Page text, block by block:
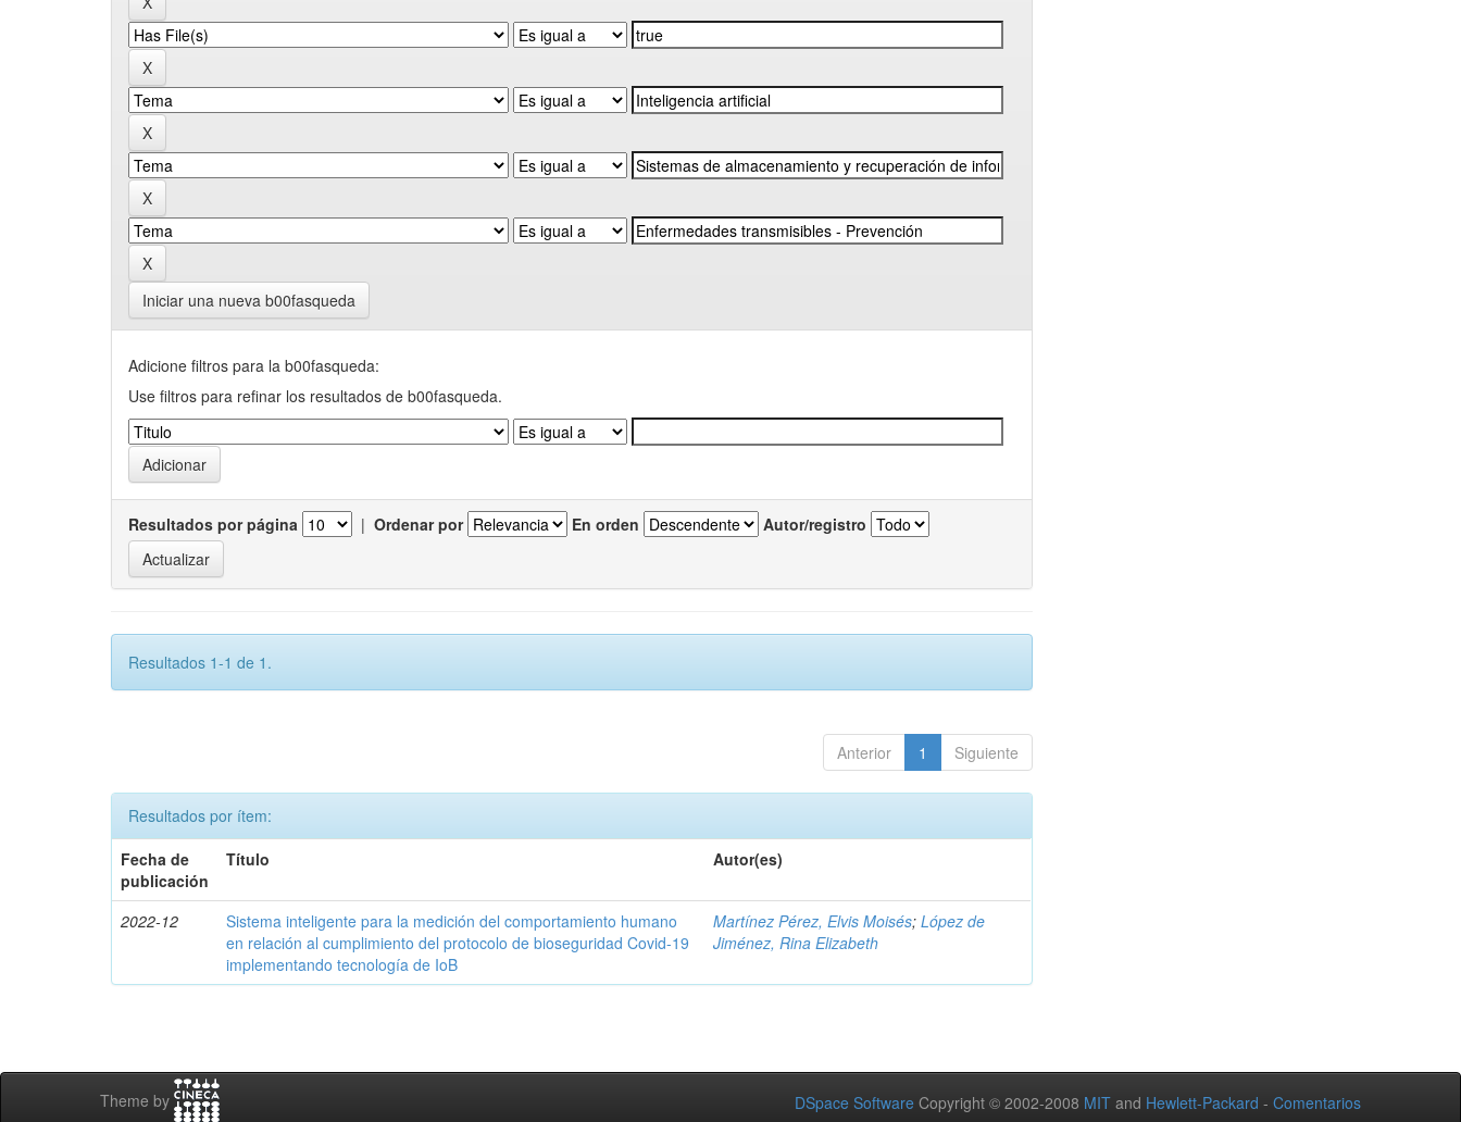
Iniciar una nueva b00fasqueda
Adicione filtros para la b00fasqueda:
Use filtros para refinar los resultados de b00fasqueda.
Resultados por página | Ordenar por En orden Autor/registro
Resultados 1-1 de 1.
Anterior 1 Siguiente
Resultados por ítem:
Fecha de
publicación
Título Autor(es)
2022-12
Sistema inteligente para la medición del comportamiento humano
en relación al cumplimiento del protocolo de bioseguridad Covid-19
implementando tecnología de IoB
Martínez Pérez, Elvis Moisés;López de
Jiménez, Rina Elizabeth
Theme by DSpace Software Copyright © 2002-2008 MIT and Hewlett-Packard - Comentarios